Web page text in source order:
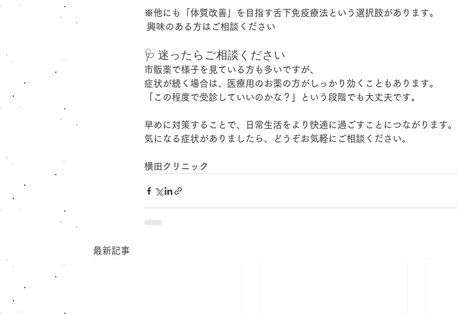
※他にも「体質改善」を目指す舌下免疫療法という選択肢があります。
興味のある方はご相談ください
🩺 迷ったらご相談ください
市販薬で様子を見ている方も多いですが、
症状が続く場合は、
医療用のお薬の方がしっかり効くこともあります。
「この程度で受診していいのかな？」という段階でも大丈夫です。
早めに対策することで、日常生活をより快適に過ごすことにつながります。
気になる症状がありましたら、どうぞお気軽にご相談ください。
横田クリニック
最新記事